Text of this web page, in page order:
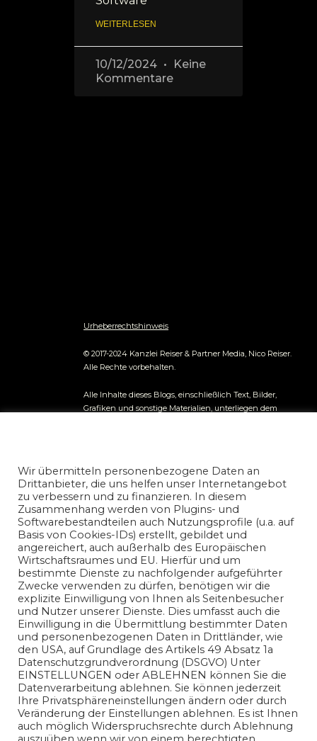
WEITERLESEN
10/12/2024
Keine
Kommentare
Urheberrechtshinweis
© 2017-2024 Kanzlei Reiser & Partner Media, Nico Reiser.
Alle Rechte vorbehalten.
Alle Inhalte dieses Blogs, einschließlich Text, Bilder,
Grafiken und sonstige Materialien, unterliegen dem
und Publikationsanfragen richten Sie bitte an unsere
Redaktion.
Die auf diesem Blog veröffentlichten Informationen
dienen ausschließlich allgemeinen
Informationszwecken. Der Autor übernimmt keine
Gewähr für die Richtigkeit, Vollständigkeit oder
Aktualität der bereitgestellten Informationen. Jegliche
Haftung für Schäden, die direkt oder indirekt aus der
Nutzung der Inhalte entstehen, wird ausgeschlossen.
Wir übermitteln personenbezogene Daten an
Drittanbieter, die uns helfen unser Internetangebot
zu verbessern und zu finanzieren. In diesem
Zusammenhang werden von Plugins- und
Softwarebestandteilen auch Nutzungsprofile (u.a. auf
Basis von Cookies-IDs) erstellt, gebildet und
angereichert, auch außerhalb des Europäischen
Wirtschaftsraumes und EU. Hierfür und um
bestimmte Dienste zu nachfolgender aufgeführter
Zwecke verwenden zu dürfen, benötigen wir die
explizite Einwilligung von Ihnen als Seitenbesucher
und Nutzer unserer Dienste. Dies umfasst auch die
Einwilligung in die Übermittlung bestimmter Daten
und personenbezogenen Daten in Drittländer, wie
den USA, auf Grundlage des Artikels 49 Absatz 1a
Datenschutzgrundverordnung (DSGVO) Unter
EINSTELLUNGEN oder ABLEHNEN können Sie die
Datenverarbeitung ablehnen. Sie können jederzeit
Ihre Privatsphäreneinstellungen ändern oder durch
Veränderung der Einstellungen ablehnen. Es ist Ihnen
auch möglich Widerspruchsrechte durch Ablehnung